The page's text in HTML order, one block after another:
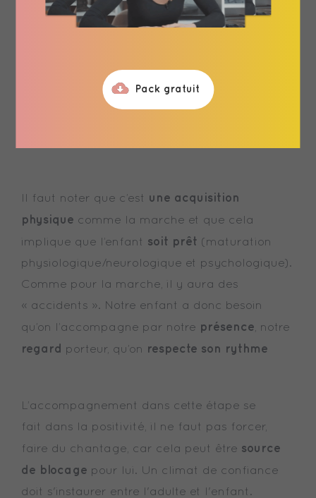
revient un peu chaque été avec la pression de
pour accompagner notre enfant.
L’été, il fait plus chaud, notre enfant pourra
Il faut noter que c’est une acquisition
physique comme la marche et que cela
implique que l’enfant soit prêt (maturation
physiologique/neurologique et psychologique).
Comme pour la marche, il y aura des
« accidents ». Notre enfant a donc besoin
qu’on l’accompagne par notre présence, notre
regard porteur, qu’on respecte son rythme
L’accompagnement dans cette étape se
fait dans la positivité, il ne faut pas forcer,
faire du chantage, car cela peut être source
de blocage pour lui. Un climat de confiance
doit s'instaurer entre l'adulte et l'enfant.
Pack gratuit